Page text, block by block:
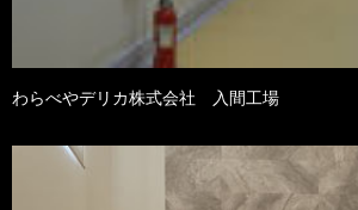
わらべやデリカ株式会社 入間工場